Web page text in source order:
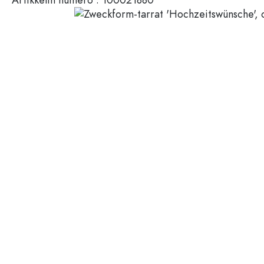
Muovisäiliöt